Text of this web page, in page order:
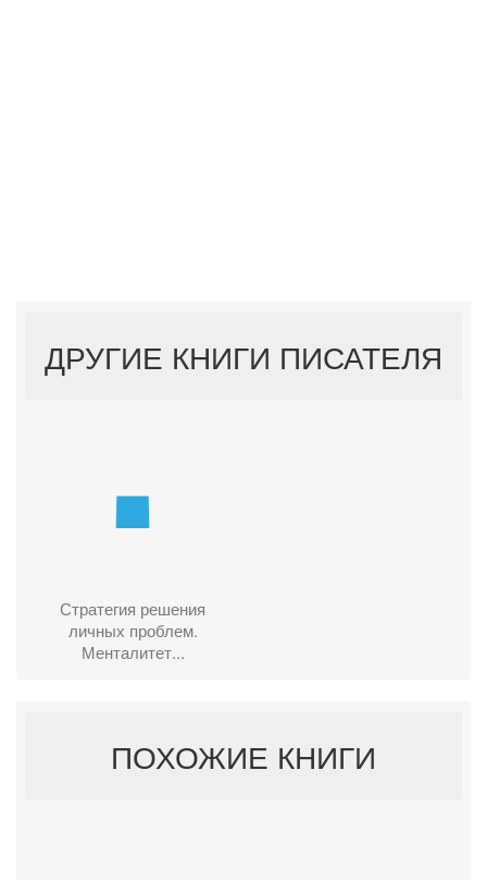
ДРУГИЕ КНИГИ ПИСАТЕЛЯ
Стратегия решения
личных проблем.
Менталитет...
ПОХОЖИЕ КНИГИ